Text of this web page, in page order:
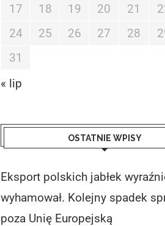
17
18 19 20 21
24
25 26 27 28
31
« lip
OSTATNIE WPISY
Eksport polskich jabłek
wyhamował. Kolejny spadek
poza Unię Europejską